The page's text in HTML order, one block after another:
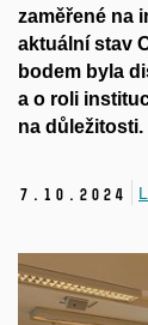
zaměřené na
aktuální stav
bodem byla
a o roli
na důležitosti.
7. 10. 2024